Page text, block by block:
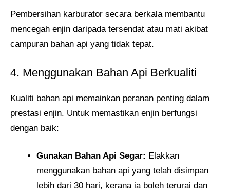
Pembersihan karburator secara berkala membantu
mencegah enjin daripada tersendat atau mati akibat
campuran bahan api yang tidak tepat.
4. Menggunakan Bahan Api Berkualiti
Kualiti bahan api memainkan peranan penting dalam
prestasi enjin. Untuk memastikan enjin berfungsi
dengan baik:
Gunakan Bahan Api Segar: Elakkan
menggunakan bahan api yang telah disimpan
lebih dari 30 hari, kerana ia boleh terurai dan